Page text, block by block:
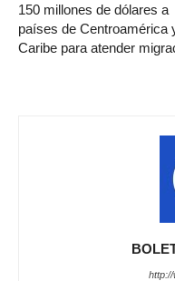
150 millones de dólares a
países de Centroamérica
Caribe para atender